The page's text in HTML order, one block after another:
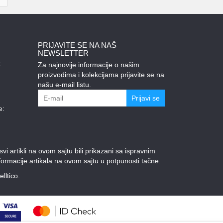
PRIJAVITE SE NA NAŠ
NEWSLETTER
Za najnovije informacije o našim
proizvodima i kolekcijama prijavite se na
našu e-mail listu.
Prijavi se
artikli na ovom sajtu bili prikazani sa ispravnim
artikala na ovom sajtu u potpunosti tačne.